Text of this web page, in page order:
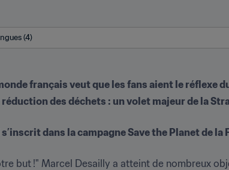
(4)
français veut que les fans aient le réflexe
réduction des déchets : un volet majeur de la
dans la campagne Save the Planet de la
but !" Marcel Desailly a atteint de nombreux